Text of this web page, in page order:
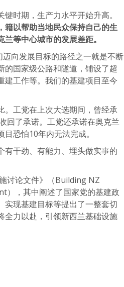
时期，生产力水平开始升高。
籍以帮助当地民众保持自己的生
等中心城市的发展差距。
向发展目标的路径之一就是不断
的国家级公路和隧道，铺设了超
建工作等。我们的基建项目至今
工党在上次大选期间，曾经承
回了承诺。工党还承诺在奥克兰
恐怕10年内无法完成。
干劲、有能力、埋头做实事的
讨论文件》（Building NZ
，其中阐述了国家党的基建政
实现基建目标等提出了一整套切
全力以赴，引领新西兰基础设施